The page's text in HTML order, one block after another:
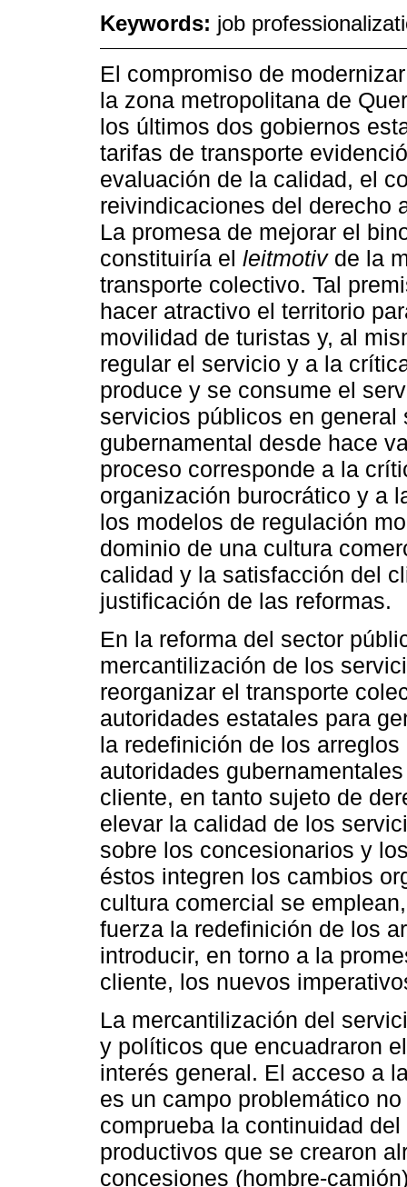
Keywords: job
El compromiso de
la zona metropolitana de
los últimos dos gobiernos
tarifas de transporte
evaluación de la calidad, el
reivindicaciones del derecho
La promesa de mejorar el
constituiría el leitmotivde la
transporte colectivo. Tal
hacer atractivo el territorio
movilidad de turistas y, al
regular el servicio y a la
produce y se consume el
servicios públicos en
gubernamental desde hace
proceso corresponde a la
organización burocrático y a
los modelos de regulación
dominio de una cultura
calidad y la satisfacción del
justificación de las reformas.
En la reforma del sector
mercantilización de los
reorganizar el transporte
autoridades estatales para
la redefinición de los
autoridades
cliente, en tanto sujeto de
elevar la calidad de los
sobre los concesionarios y
éstos integren los cambios
cultura comercial se
fuerza la redefinición de los
introducir, en torno a la
cliente, los nuevos
La mercantilización del
y políticos que encuadraron
interés general. El acceso a
es un campo problemático
comprueba la continuidad
productivos que se crearon
concesiones (hombre-